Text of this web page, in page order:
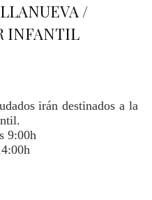
/
INFANTIL
irán destinados a la
9:00h